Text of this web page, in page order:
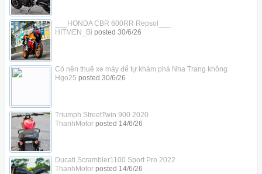
___HONDA CBR 600RR Repsol___
HITMEN_Bi posted 30/6/26
Có nên thuê xe máy để tự khám phá Nha Trang không
Hgo25 posted 30/6/26
Triumph StreetTwin 900 2020
ThanhMotorposted 14/6/26
Ducati Scrambler1100 Sport Pro 2022
ThanhMotorposted 14/6/26